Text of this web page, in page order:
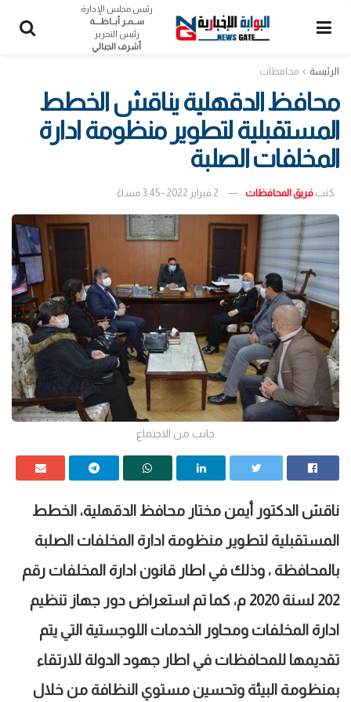
رئيس مجلس الإدارة
ســمـر أبــاظــــة
رئيس التحرير
أشرف الجبالي
الرئيسة محافظات
محافظ الدقهلية يناقش الخطط
المستقبلية لتطوير منظومة ادارة
المخلفات الصلبة
كتب فريق المحافظات 2 فبراير 2022 - 3:45 مساءً
جانب من الاجتماع
ناقش الدكتور أيمن مختار محافظ الدقهلية، الخطط
المستقبلية لتطوير منظومة ادارة المخلفات الصلبة
بالمحافظة ، وذلك في اطار قانون ادارة المخلفات رقم
202 لسنة 2020 م، كما تم استعراض دور جهاز تنظيم
ادارة المخلفات ومحاور الخدمات اللوجستية التي يتم
تقديمها للمحافظات في اطار جهود الدولة للارتقاء
بمنظومة البيئة وتحسين مستوي النظافة من خلال